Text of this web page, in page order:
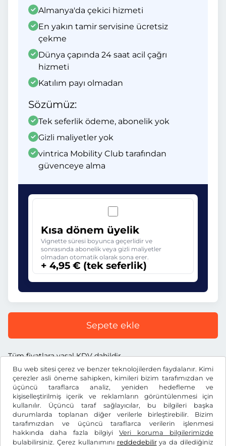
Bu web sitesi çerez ve benzer teknolojilerden faydalanır. Kimi
çerezler asli öneme sahipken, kimileri bizim tarafımızdan ve
üçüncü taraflarca analiz, yeniden hedefleme ve
kişiselleştirilmiş içerik ve reklamların görüntülenmesi için
kullanılır. Üçüncü taraf sağlayıcılar, bu bilgileri başka
durumlarda toplanan diğer verilerle birleştirebilir. Bizim
tarafımızdan ve üçüncü taraflarca verilerin işlenmesi
hakkında daha fazla bilgiyi Veri koruma bilgilerimizde
bulabilirsiniz. Çerez kullanımını reddedebilirya da dilediğiniz
Almanya'da çekici hizmeti
En yakın tamir servisine ücretsiz
çekme
Dünya çapında 24 saat acil çağrı
hizmeti
Katılım payı olmadan
Sözümüz:
Tek seferlik ödeme, abonelik yok
Gizli maliyetler yok
vintrica Mobility Club tarafından
güvenceye alma
Kısa dönem üyelik
Vignette süresi boyunca geçerlidir ve
sonrasında abonelik veya gizli maliyetler
olmadan otomatik olarak sona erer.
+ 4,95 € (tek seferlik)
Sepete ekle
Tüm fiyatlara yasal KDV dahildir.
€EUR
Facebook Instagram